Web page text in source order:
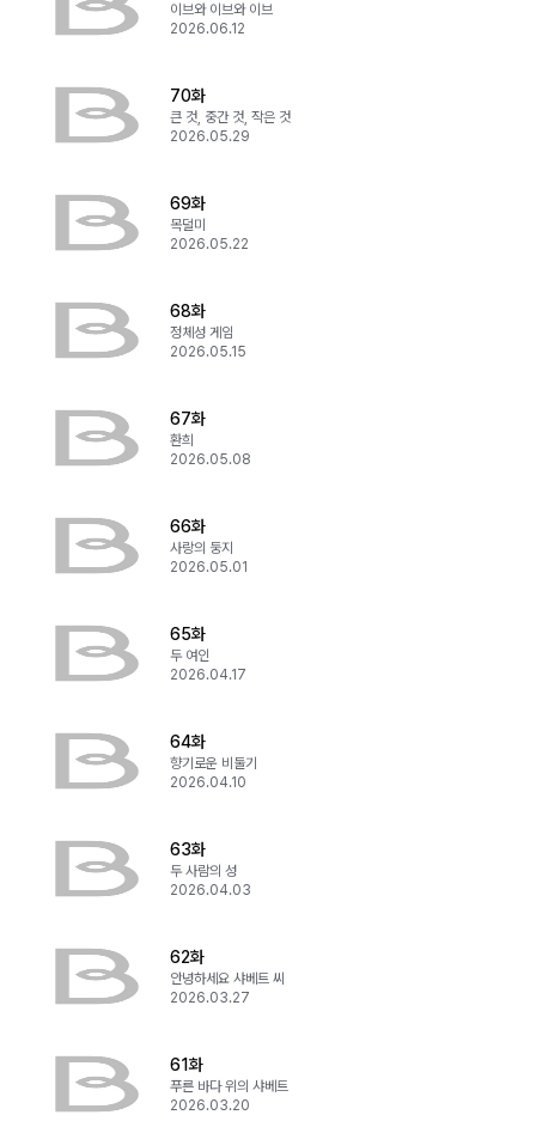
이브와 이브와 이브
2026.06.12
70화
큰 것, 중간 것, 작은 것
2026.05.29
69화
목덜미
2026.05.22
68화
정체성 게임
2026.05.15
67화
환희
2026.05.08
66화
사랑의 둥지
2026.05.01
65화
두 여인
2026.04.17
64화
향기로운 비둘기
2026.04.10
63화
두 사람의 성
2026.04.03
62화
안녕하세요 샤베트 씨
2026.03.27
61화
푸른 바다 위의 샤베트
2026.03.20